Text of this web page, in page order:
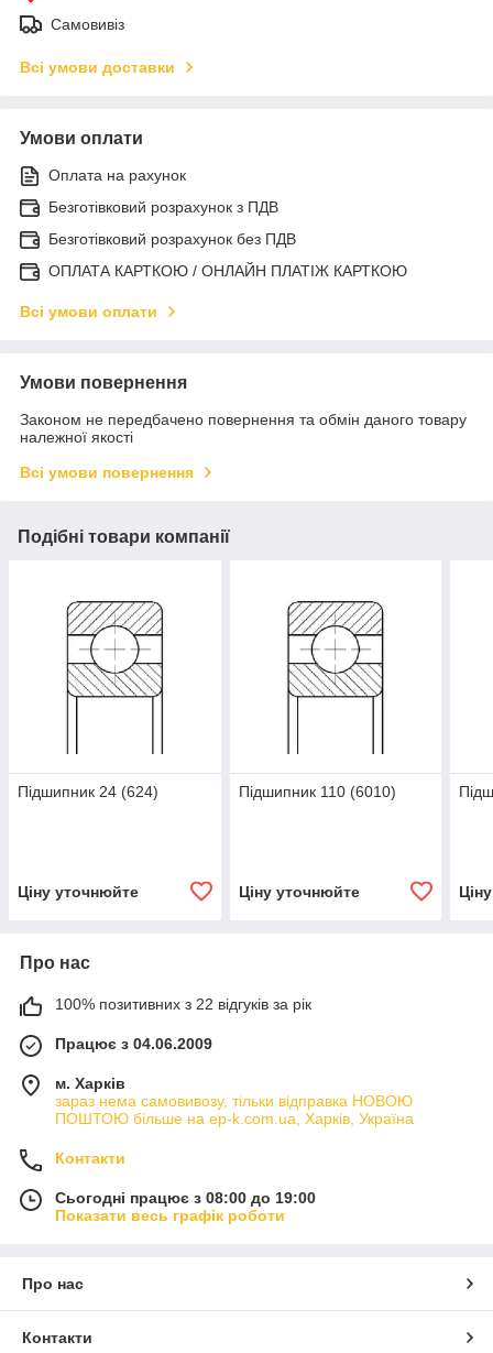
Самовивіз
Всі умови доставки
Умови оплати
Оплата на рахунок
Безготівковий розрахунок з ПДВ
Безготівковий розрахунок без ПДВ
ОПЛАТА КАРТКОЮ / ОНЛАЙН ПЛАТІЖ КАРТКОЮ
Всі умови оплати
Умови повернення
Законом не передбачено повернення та обмін даного товару
належної якості
Всі умови повернення
Подібні товари компанії
Підшипник 24 (624)
Ціну уточнюйте
Підшипник 110 (6010)
Ціну уточнюйте
Про нас
100% позитивних з 22 відгуків за рік
Працює з 04.06.2009
м. Харків
зараз нема самовивозу, тільки відправка НОВОЮ
ПОШТОЮ більше на ep-k.com.ua, Харків, Україна
Контакти
Сьогодні працює з 08:00 до 19:00
Показати весь графік роботи
Про нас
Контакти